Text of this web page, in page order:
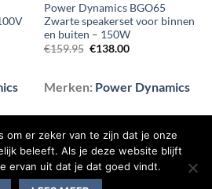
Power Dynamics BGO65
Zwarte speakerset voor binnen
en buiten – 150W
€159.95 Oorspronkelijke
€138.00Huidige
Merken: Power Dynamics
VEELGESTELDE VRAGEN
om er zeker van te zijn dat je onze
beleeft. Als je deze website blijft
ervan uit dat je dat goed vindt.